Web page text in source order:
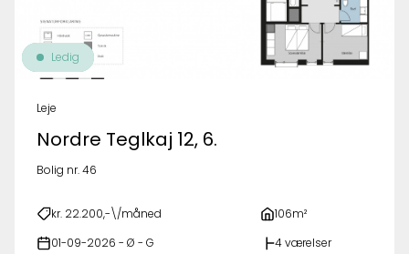
Ledig
Leje
Nordre Teglkaj 12, 6.
Bolig nr. 46
kr. 22.200,-\/måned 106m²
01-09-2026 - Ø - G 4 værelser